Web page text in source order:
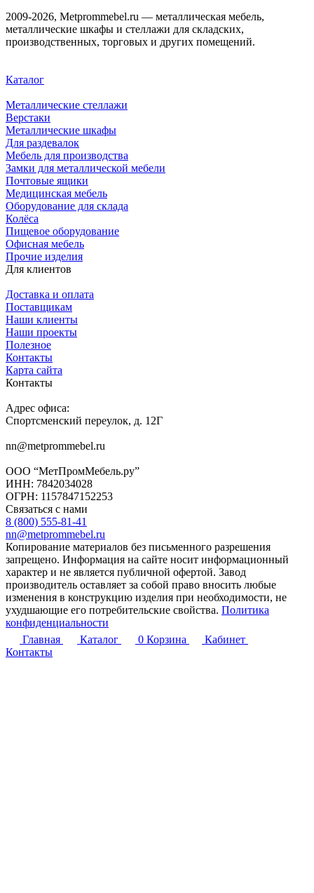
2009-2026, Metprommebel.ru — металлическая мебель,
металлические шкафы и стеллажи для складских,
производственных, торговых и других помещений.
Каталог
Металлические стеллажи
Верстаки
Металлические шкафы
Для раздевалок
Мебель для производства
Замки для металлической мебели
Почтовые ящики
Медицинская мебель
Оборудование для склада
Колёса
Пищевое оборудование
Офисная мебель
Прочие изделия
Для клиентов
Доставка и оплата
Поставщикам
Наши клиенты
Наши проекты
Полезное
Контакты
Карта сайта
Контакты
Адрес офиса:
Спортсменский переулок, д. 12Г
nn@metprommebel.ru
ООО “МетПромМебель.ру”
ИНН: 7842034028
ОГРН: 1157847152253
Связаться с нами
8 (800) 555-81-41
nn@metprommebel.ru
Копирование материалов без письменного разрешения
запрещено. Информация на сайте носит информационный
характер и не является публичной офертой. Завод
производитель оставляет за собой право вносить любые
изменения в конструкцию изделия при необходимости, не
ухудшающие его потребительские свойства. Политика
конфиденциальности
Главная
Каталог 0 Корзина
Кабинет
Контакты